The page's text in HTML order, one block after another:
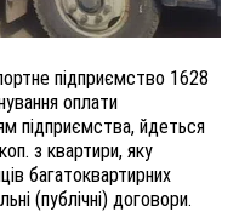
підприємство 1628
оплати
підприємства, йдеться
з квартири, яку
багатоквартирних
(публічні) договори.